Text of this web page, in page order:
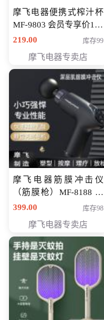
摩飞电器便携式榨汁杯
MF-9803 会员专享价138
元
219.00 库存99
摩飞电器专卖店
摩飞电器筋膜冲击仪
（筋膜枪）MF-8188 会
员专享价268元
399.00 库存98
摩飞电器专卖店